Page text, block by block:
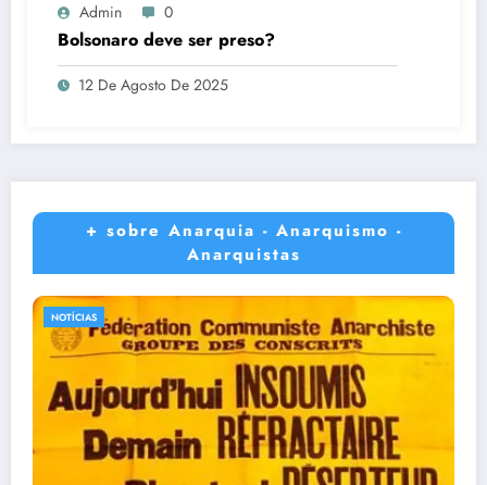
Admin 0
Bolsonaro deve ser preso?
12 De Agosto De 2025
+ sobre Anarquia - Anarquismo -
Anarquistas
NOTÍCIAS